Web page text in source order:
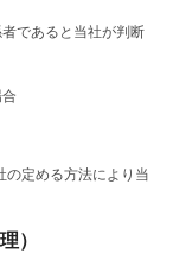
であると当社が判断
の定める方法により当
）